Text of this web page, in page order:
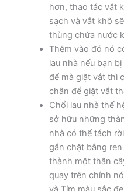
hơn, thao tác vắt
sạch và vắt khô
thùng chứa nước
Thêm vào đó nó
lau nhà nếu bạn
để mà giặt vắt thì
chân để giặt vắt
Chổi lau nhà thế
sở hữu những
nhà có thể tách
gắn chặt bằng
thành một thân
quay trên chính